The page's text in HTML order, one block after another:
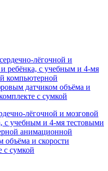
лёгочной и мозговой
с учебным и 4-мя тестовыми
анимационной
и скорости
с сумкой